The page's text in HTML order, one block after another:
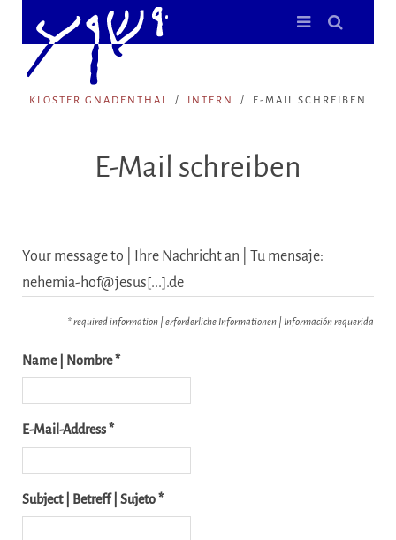
KLOSTER GNADENTHAL INTERN E-MAIL SCHREIBEN
E-Mail schreiben
Your message to | Ihre Nachricht an | Tu mensaje:
nehemia-hof@jesus[...].de
* required information | erforderliche Informationen | Información requerida
Name | Nombre *
E-Mail-Address *
Subject | Betreff | Sujeto *